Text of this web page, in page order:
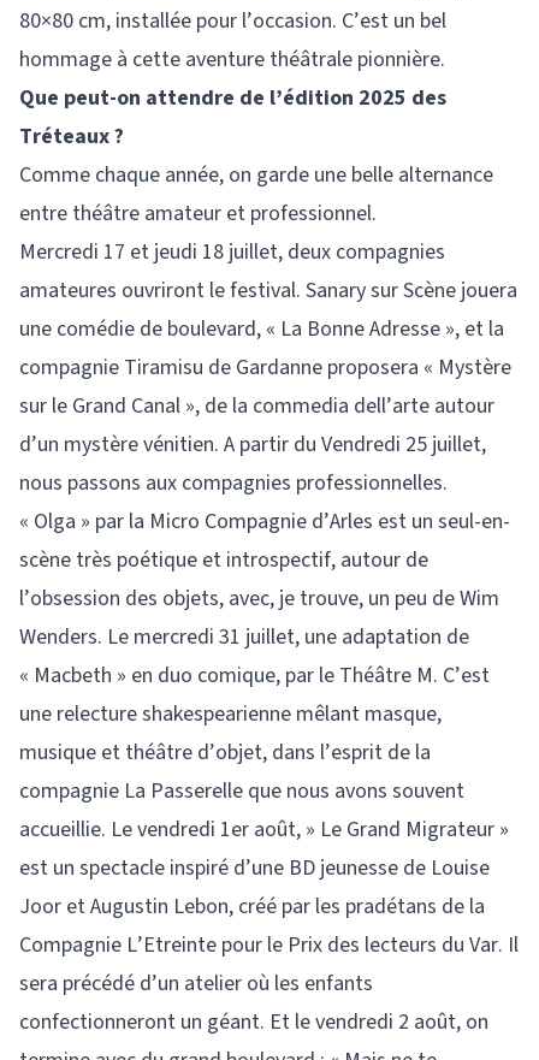
80×80 cm, installée pour l’occasion. C’est un bel
hommage à cette aventure théâtrale pionnière.
Que peut-on attendre de l’édition 2025 des
Tréteaux ?
Comme chaque année, on garde une belle alternance
entre théâtre amateur et professionnel.
Mercredi 17 et jeudi 18 juillet, deux compagnies
amateures ouvriront le festival. Sanary sur Scène jouera
une comédie de boulevard, « La Bonne Adresse », et la
compagnie Tiramisu de Gardanne proposera « Mystère
sur le Grand Canal », de la commedia dell’arte autour
d’un mystère vénitien. A partir du Vendredi 25 juillet,
nous passons aux compagnies professionnelles.
« Olga » par la Micro Compagnie d’Arles est un seul-en-
scène très poétique et introspectif, autour de
l’obsession des objets, avec, je trouve, un peu de Wim
Wenders. Le mercredi 31 juillet, une adaptation de
« Macbeth » en duo comique, par le Théâtre M. C’est
une relecture shakespearienne mêlant masque,
musique et théâtre d’objet, dans l’esprit de la
compagnie La Passerelle que nous avons souvent
accueillie. Le vendredi 1er août, » Le Grand Migrateur »
est un spectacle inspiré d’une BD jeunesse de Louise
Joor et Augustin Lebon, créé par les pradétans de la
Compagnie L’Etreinte pour le Prix des lecteurs du Var. Il
sera précédé d’un atelier où les enfants
confectionneront un géant. Et le vendredi 2 août, on